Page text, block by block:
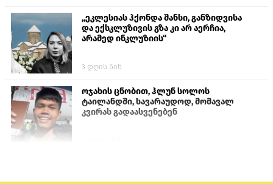
„ეკლესიას ჰქონდა შანსი, განზიდვისა
და ექსკლუზივის გზა კი არ აერჩია,
არამედ ინკლუზიის“
3 დღის წინ
ოჯახის ცნობით, ჰლუნ სოლოს
ტაილანდში, სავარაუდოდ, მომავალ
კვირას გადაასვენებენ